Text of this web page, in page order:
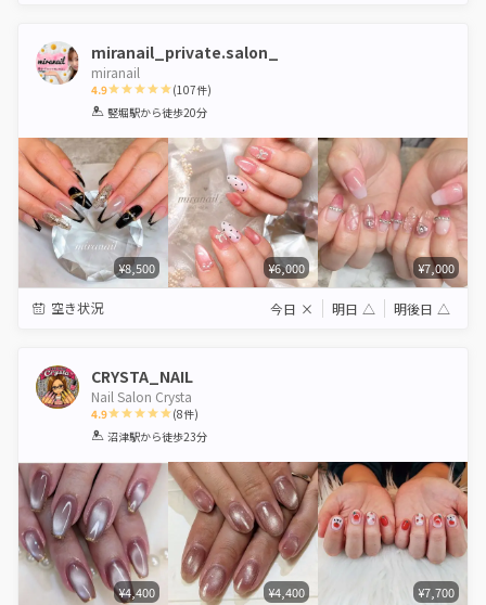
miranail_private.salon_
miranail
4.9
1 2 3 4 5
(107件)
竪堀駅から徒歩20分
¥8,500 ¥6,000 ¥7,000
空き状況 今日 × 明日 △ 明後日 △
CRYSTA_NAIL
Nail Salon Crysta
4.9
1 2 3 4 5
(8件)
沼津駅から徒歩23分
¥4,400 ¥4,400 ¥7,700